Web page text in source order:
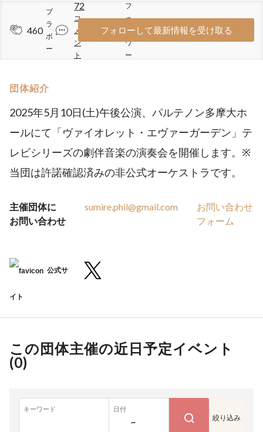
460
ブ
ラ
ボ
ー
72
コ
メ
ン
ト
451
フ
ォ
ロ
ワ
ー
フォローして最新情報を受け取る
団体紹介
2025年5月10日(土)午後公演、パルテノン多摩大ホ
ールにて「ヴァイオレット・エヴァーガーデン」テ
レビシリーズの劇伴音楽の演奏会を開催します。※
当団は許諾確認済みの非公式オーケストラです。
主催団体に
お問い合わせ
sumire.phil@gmail.com
お問い合わせ
フォーム
公式サ
イト
この団体主催の近日予定イベント
(0)
キーワード 日付
~ 絞り込み